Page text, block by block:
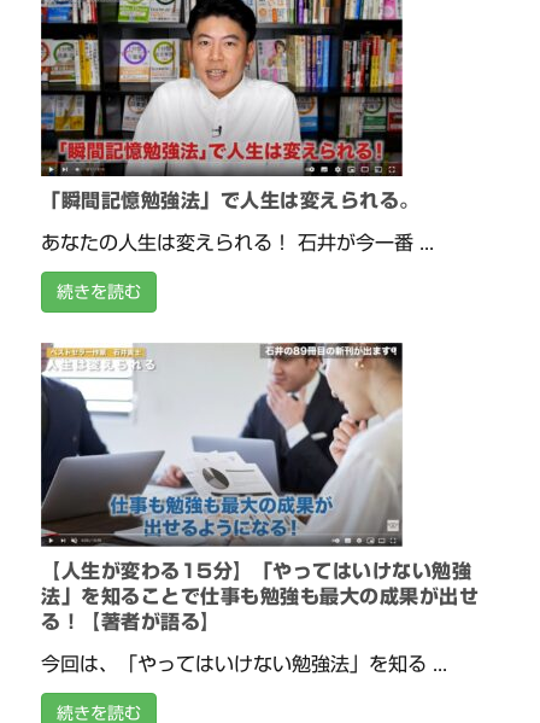
「瞬間記憶勉強法」で人生は変えられる。
あなたの人生は変えられる！ 石井が今一番 ...
続きを読む
【人生が変わる15分】「やってはいけない勉強
法」を知ることで仕事も勉強も最大の成果が出せ
る！【著者が語る】
今回は、「やってはいけない勉強法」を知る ...
続きを読む